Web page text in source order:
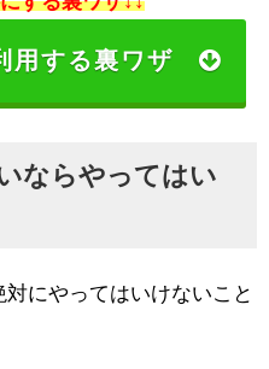
用する裏ワザ
ならやってはい
にやってはいけないこと